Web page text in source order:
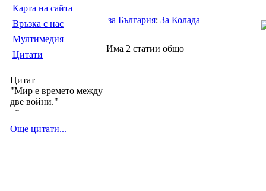
Карта на сайта
Връзка с нас
Мултимедия
Цитати
Цитат
"Мир е времето между
две войни."
--
Още цитати...
за България: За Колада
Има 2 статии общо